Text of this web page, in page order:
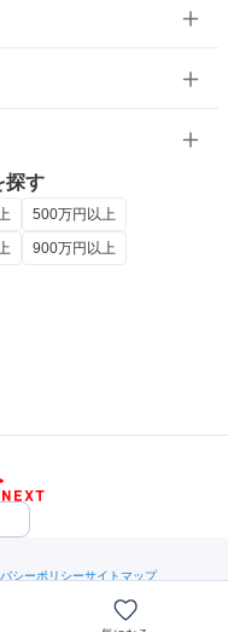
探す
500万円以上
900万円以上
シーポリシーサイトマップ